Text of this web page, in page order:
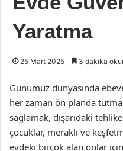
Yaratma
25 Mart 2025 3 dakika
Günümüz dünyasında
her zaman ön planda
sağlamak, dışarıdaki
çocuklar, meraklı ve
evdeki birçok alan onlar